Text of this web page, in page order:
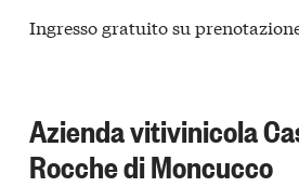
Ingresso gratuito su
Azienda vitivinicola
Rocche di Moncucco